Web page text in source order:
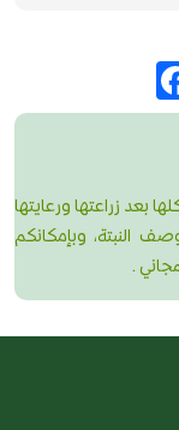
بعد زراعتها ورعايتها
النبتة، وبإمكانكم
.